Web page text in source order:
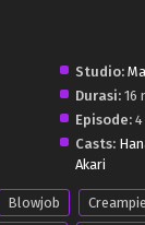
Studio:
Durasi: 16
Episode: 4
Casts:
Akari
Blowjob Creampie